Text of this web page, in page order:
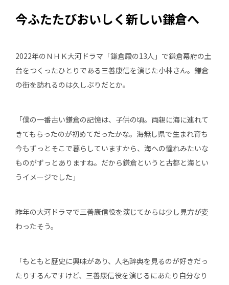
今ふたたびおいしく新しい鎌倉へ
2022年のＮＨＫ大河ドラマ「鎌倉殿の13人」で鎌倉幕府の土
台をつくったひとりである三善康信を演じた小林さん。鎌倉
の街を訪れるのは久しぶりだとか。
「僕の一番古い鎌倉の記憶は、子供の頃。両親に海に連れて
きてもらったのが初めてだったかな。海無し県で生まれ育ち
今もずっとそこで暮らしていますから、海への憧れみたいな
ものがずっとありますね。だから鎌倉というと古都と海とい
うイメージでした」
昨年の大河ドラマで三善康信役を演じてからは少し見方が変
わったそう。
「もともと歴史に興味があり、人名辞典を見るのが好きだっ
たりするんですけど、三善康信役を演じるにあたり自分なり